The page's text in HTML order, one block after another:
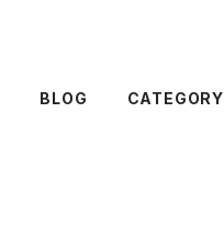
BLOG CATEGORY